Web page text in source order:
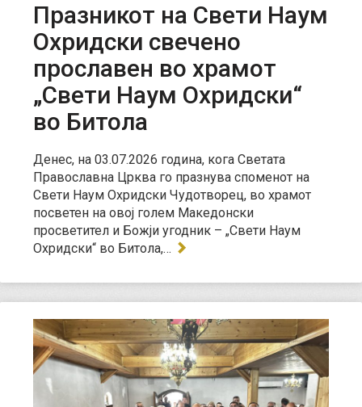
Празникот на Свети Наум
Охридски свечено
прославен во храмот
„Свети Наум Охридски“
во Битола
Денес, на 03.07.2026 година, кога Светата
Православна Црква го празнува споменот на
Свети Наум Охридски Чудотворец, во храмот
посветен на овој голем Македонски
просветител и Божји угодник – „Свети Наум
Охридски“ во Битола,…